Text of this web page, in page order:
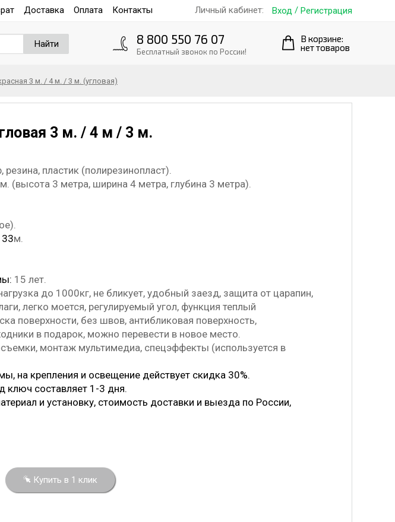
Доставка Оплата Контакты Личный кабинет: Вход / Регистрация
Найти 8 800 550 76 07
Бесплатный звонок по России!
В корзине:
нет товаров
3 м. / 4 м. / 3 м. (угловая)
3 м. / 4 м / 3 м.
резина, пластик (полирезинопласт).
(высота 3 метра, ширина 4 метра, глубина 3 метра).
33м.
15 лет.
до 1000кг, не бликует, удобный заезд, защита от царапин,
легко моется, регулируемый угол, функция теплый
поверхности, без швов, антибликовая поверхность,
в подарок, можно перевести в новое место.
монтаж мультимедиа, спецэффекты (используется в
на крепления и освещение действует скидка 30%.
ключ составляет 1-3 дня.
и установку, стоимость доставки и выезда по России,
Купить в 1 клик